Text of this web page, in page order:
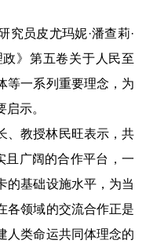
究员皮尤玛妮·潘查莉·
》第五卷关于人民至
等一系列重要理念，为
示。
、教授林民旺表示，共
且广阔的合作平台，一
的基础设施水平，为当
各领域的交流合作正是
人类命运共同体理念的